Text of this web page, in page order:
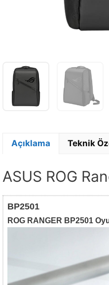
Açıklama Teknik
ASUS ROG
BP2501
ROG RANGER BP2501